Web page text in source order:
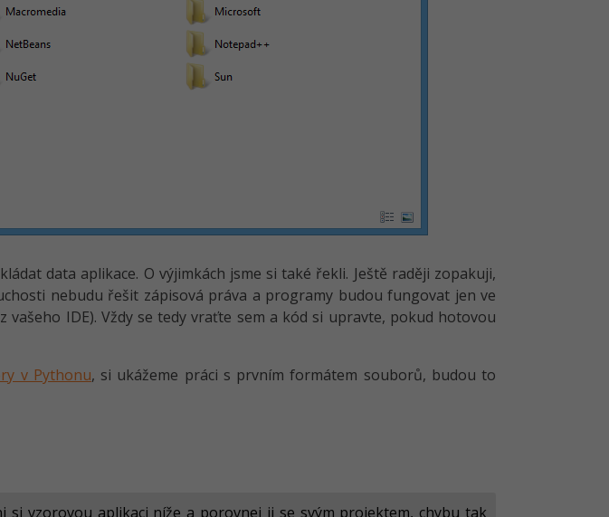
data aplikace. O výjimkách jsme si také řekli. Ještě raději zopakuji,
nebudu řešit zápisová práva a programy budou fungovat jen ve
vašeho IDE). Vždy se tedy vraťte sem a kód si upravte, pokud hotovou
v Pythonu, si ukážeme práci s prvním formátem souborů, budou to
si vzorovou aplikaci níže a porovnej ji se svým projektem, chybu tak